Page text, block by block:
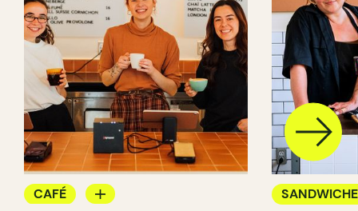
CAFÉ